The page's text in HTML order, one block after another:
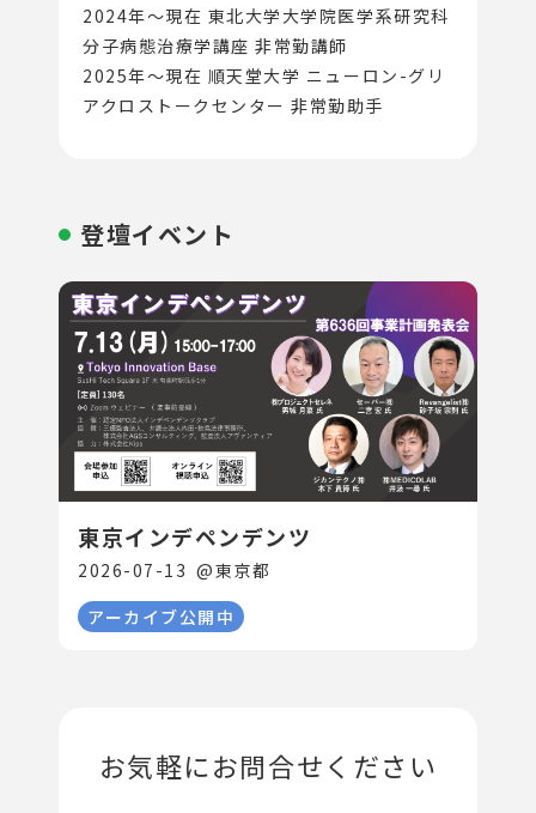
2024年〜現在 東北大学大学院医学系研究科
分子病態治療学講座 非常勤講師
2025年〜現在 順天堂大学 ニューロン-グリ
アクロストークセンター 非常勤助手
登壇イベント
東京インデペンデンツ
2026-07-13 @東京都
アーカイブ公開中
お気軽にお問合せください